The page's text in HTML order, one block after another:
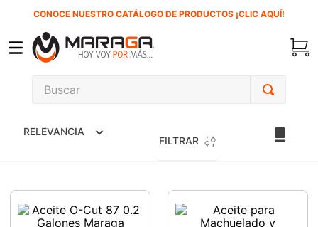
CONOCE NUESTRO CATÁLOGO DE PRODUCTOS ¡CLIC AQUÍ!
Buscar
RELEVANCIA
FILTRAR
carbones
3.
interruptor
esmeriladora